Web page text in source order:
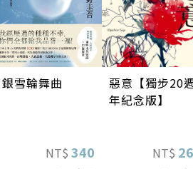
銀雪輪舞曲
NT$ 340
惡意【獨步20
年紀念版】
NT$